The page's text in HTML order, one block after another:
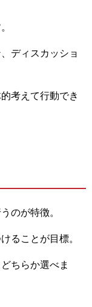
ディスカッショ
考えて行動でき
のが特徴。
ることが目標。
ちらか選べま